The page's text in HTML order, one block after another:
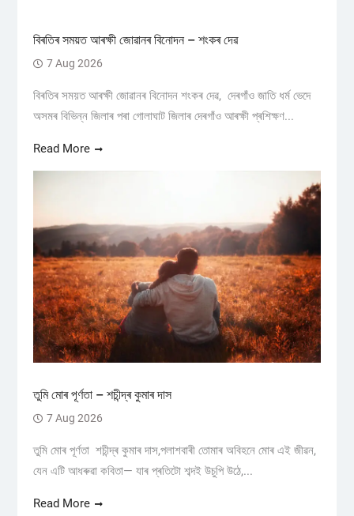
বিৰতিৰ সময়ত আৰক্ষী জোৱানৰ বিনোদন – শংকৰ দেৱ
7 Aug 2026
বিৰতিৰ সময়ত আৰক্ষী জোৱানৰ বিনোদন শংকৰ দেৱ, দেৰগাঁও জাতি ধৰ্ম ভেদে
অসমৰ বিভিন্ন জিলাৰ পৰা গোলাঘাট জিলাৰ দেৰগাঁও আৰক্ষী প্ৰশিক্ষণ...
Read More
তুমি মোৰ পূৰ্ণতা – শচীন্দ্ৰ কুমাৰ দাস
7 Aug 2026
তুমি মোৰ পূৰ্ণতা শচীন্দ্ৰ কুমাৰ দাস,পলাশবাৰী তোমাৰ অবিহনে মোৰ এই জীৱন,
যেন এটি আধৰুৱা কবিতা— যাৰ প্ৰতিটো শব্দই উচুপি উঠে,...
Read More